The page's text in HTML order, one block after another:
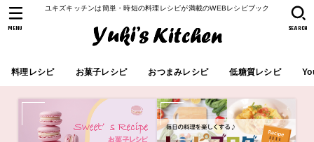
ユキズキッチンは簡単・時短の料理レシピが満載のWEBレシピブック
料理レシピ お菓子レシピ おつまみレシピ 低糖質レシピ
SEARCH
MENU